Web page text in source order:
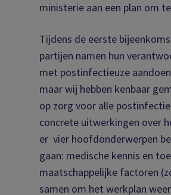
ministerie aan een plan om
Tijdens de eerste
partijen namen hun
met postinfectieuze
maar wij hebben kenbaar
op zorg voor alle
concrete uitwerkingen over
er vier hoofdonderwerpen
gaan: medische kennis en
maatschappelijke factoren
samen om het werkplan